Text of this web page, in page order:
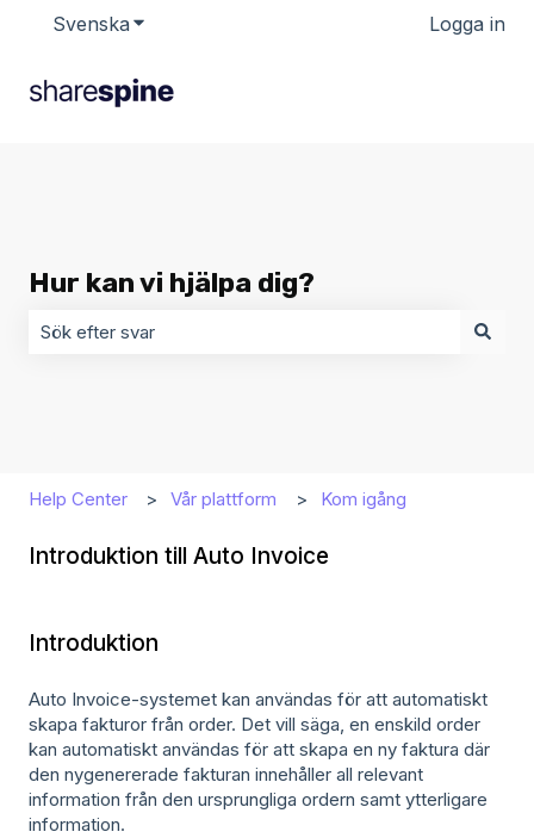
Svenska Visa undermenyer för översättningarLogga in
Hur kan vi hjälpa dig?
Help Center Vår plattform Kom igång
Introduktion till Auto Invoice
Introduktion
Auto Invoice-systemet kan användas för att automatiskt
skapa fakturor från order. Det vill säga, en enskild order
kan automatiskt användas för att skapa en ny faktura där
den nygenererade fakturan innehåller all relevant
information från den ursprungliga ordern samt ytterligare
information.